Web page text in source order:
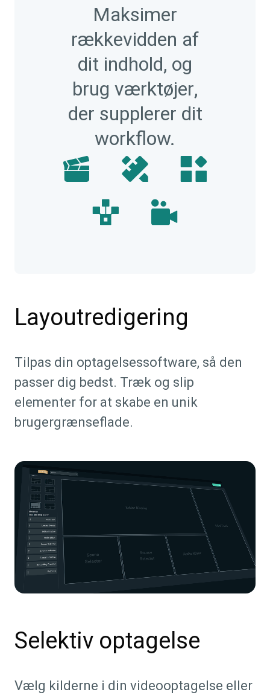
Maksimer
rækkevidden af
dit indhold, og
brug værktøjer,
der supplerer dit
workflow.
Layoutredigering
Tilpas din optagelsessoftware, så den
passer dig bedst. Træk og slip
elementer for at skabe en unik
brugergrænseflade.
Selektiv optagelse
Vælg kilderne i din videooptagelse eller